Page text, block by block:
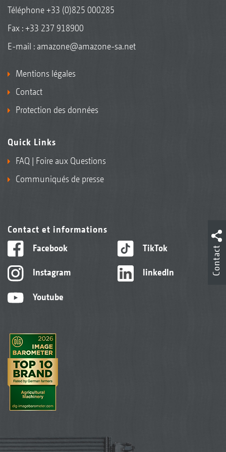
Téléphone+33 (0)825 000285
Fax : +33 237 918900
E-mail : amazone@amazone-sa.net
Mentions légales
Contact
Protection des données
Quick Links
FAQ | Foire aux Questions
Communiqués de presse
Contact et informations
Facebook
Instagram
Youtube
TikTok
linkedIn Contact